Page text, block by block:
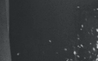
PROPÓSITO DE